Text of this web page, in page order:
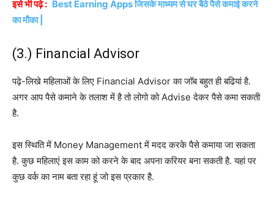
इसे भी पढ़े : Best Earning Apps जिसके माध्यम से घर बैठे पैसे कमाई करने
का मौका |
(3.) Financial Advisor
पढ़े-लिखे महिलाओं के लिए Financial Advisor का जॉब बहुत ही बढियां है.
अगर आप पैसे कमाने के तलाश में है तो लोगो को Advise देकर पैसे कमा सकती
है.
इस स्थिति में Money Management में मदद करके पैसे कमाया जा सकता
है. कुछ महिलाएं इस काम को करने के बाद अपना करियर बना सकती है. यहां पर
कुछ वर्क का नाम बता रहा हूं जो इस प्रकार है.